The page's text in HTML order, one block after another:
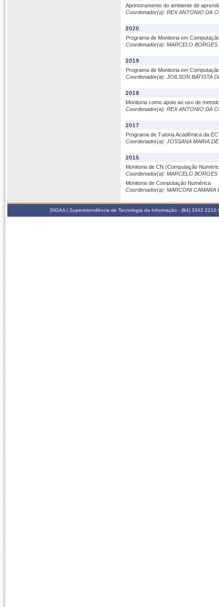
Aprimoramento do ambiente de
Coordenador(a): REX ANTONIO DA
2020
Programa de Monitoria em
Coordenador(a): MARCELO
2019
Programa de Monitoria em
Coordenador(a): JOILSON BATISTA
2018
Monitoria como apoio ao uso de
Coordenador(a): REX ANTONIO DA
2017
Programa de Tutoria Acadêmica da
Coordenador(a): JOSSANA MARIA
2015
Monitoria de CN (Computação
Coordenador(a): MARCELO
Monitoria de Computação Numérica
Coordenador(a): MARCONI CAMARA
SIGAA | Superintendência de Tecnologia da Informação - (84) 3342